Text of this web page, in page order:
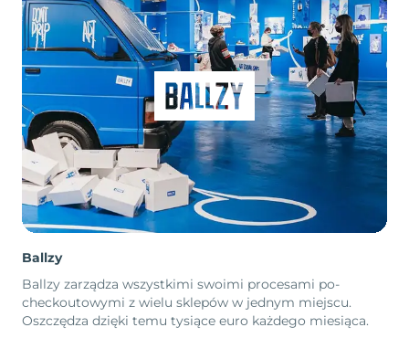
Ballzy
Ballzy zarządza wszystkimi swoimi procesami po-
checkoutowymi z wielu sklepów w jednym miejscu.
Oszczędza dzięki temu tysiące euro każdego miesiąca.